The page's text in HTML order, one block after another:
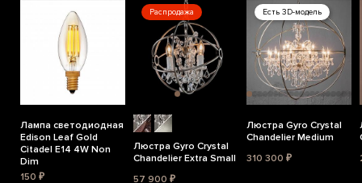
Лампа светодиодная
Edison Leaf Gold
Citadel E14 4W Non
Dim
150 ₽
Распродажа
Люстра Gyro Crystal
Chandelier Extra Small
57 900 ₽
Есть 3D-модель
Люстра Gyro Crystal
Chandelier Medium
310 300 ₽